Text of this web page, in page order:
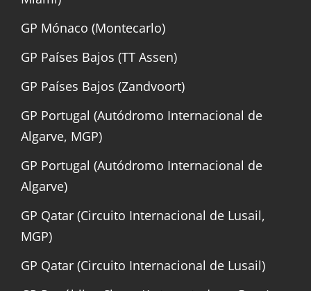
GP Mónaco (Montecarlo)
GP Países Bajos (TT Assen)
GP Países Bajos (Zandvoort)
GP Portugal (Autódromo Internacional de
Algarve, MGP)
GP Portugal (Autódromo Internacional de
Algarve)
GP Qatar (Circuito Internacional de Lusail,
MGP)
GP Qatar (Circuito Internacional de Lusail)